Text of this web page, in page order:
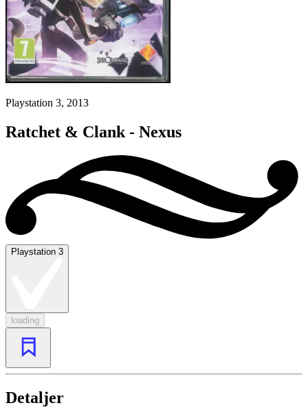
Playstation 3, 2013
Ratchet & Clank - Nexus
Playstation 3
loading
Detaljer